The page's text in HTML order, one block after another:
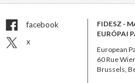
facebook
x
FIDESZ -
EURÓPAI
European
60 Rue
Brussels,